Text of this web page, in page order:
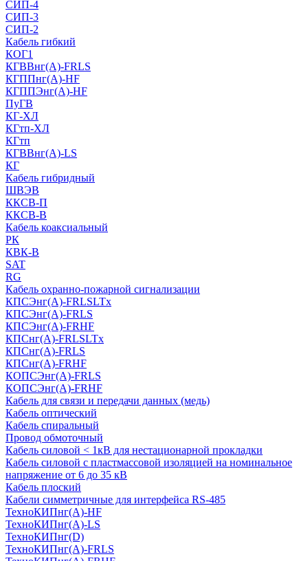
СИП-4
СИП-3
СИП-2
Кабель гибкий
КОГ1
КГВВнг(А)-FRLS
КГППнг(A)-HF
КГППЭнг(A)-HF
ПуГВ
КГ-ХЛ
КГтп-ХЛ
КГтп
КГВВнг(А)-LS
КГ
Кабель гибридный
ШВЭВ
ККСВ-П
ККСВ-В
Кабель коаксиальный
РК
КВК-В
SAT
RG
Кабель охранно-пожарной сигнализации
КПСЭнг(А)-FRLSLTx
КПСЭнг(А)-FRLS
КПСЭнг(А)-FRHF
КПСнг(А)-FRLSLTx
КПСнг(А)-FRLS
КПСнг(А)-FRHF
КОПСЭнг(А)-FRLS
КОПСЭнг(А)-FRHF
Кабель для связи и передачи данных (медь)
Кабель оптический
Кабель спиральный
Провод обмоточный
Кабель силовой < 1кВ для нестационарной прокладки
Кабель силовой с пластмассовой изоляцией на номинальное
напряжение от 6 до 35 кВ
Кабель плоский
Кабели симметричные для интерфейса RS-485
ТеxноКИПнг(A)-HF
ТеxноКИПнг(A)-LS
ТеxноКИПнг(D)
ТехноКИПнг(A)-FRLS